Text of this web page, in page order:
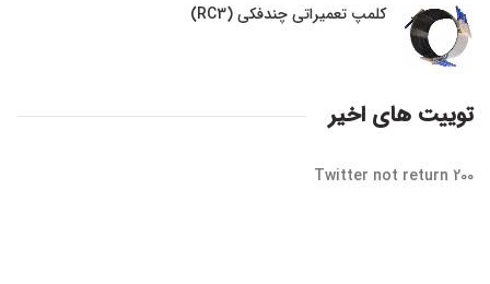
کلمپ تعمیراتی چندفکی (RC3)
توییت های اخیر
Twitter not return 200